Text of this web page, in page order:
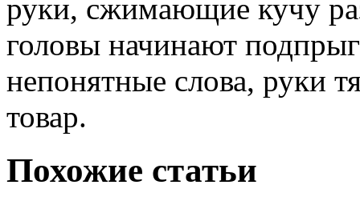
руки, сжимающие кучу
головы начинают
непонятные слова, руки
товар.
Похожие статьи